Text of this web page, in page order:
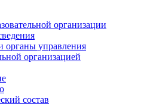
организации
органы управления
организацией
состав